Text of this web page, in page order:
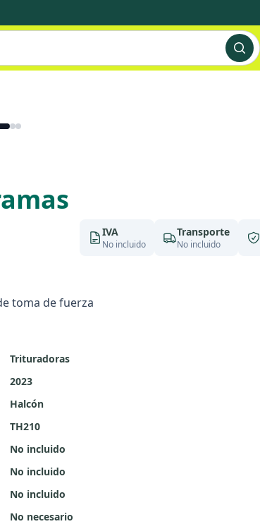
IVA
No incluido
Transporte
No incluido
toma de fuerza
Trituradoras
2023
Halcón
TH210
No incluido
No incluido
No incluido
No necesario